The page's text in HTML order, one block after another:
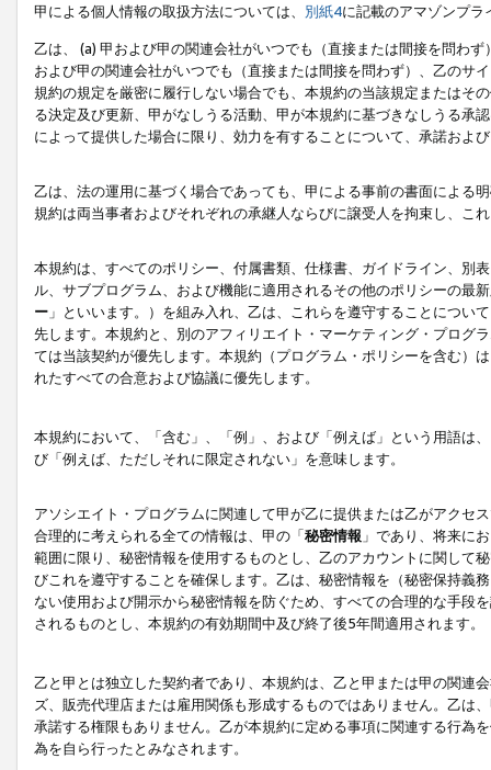
甲による個人情報の取扱方法については、 別紙4に記載のアマゾンプ
乙は、 (a) 甲および甲の関連会社がいつでも（直接または間接を問わ
および甲の関連会社がいつでも（直接または間接を問わず）、乙のサ
規約の規定を厳密に履行しない場合でも、本規約の当該規定またはそ
る決定及び更新、甲がなしうる活動、甲が本規約に基づきなしうる承
によって提供した場合に限り、効力を有することについて、承諾およ
乙は、法の運用に基づく場合であっても、甲による事前の書面による
規約は両当事者およびそれぞれの承継人ならびに譲受人を拘束し、こ
本規約は、すべてのポリシー、付属書類、仕様書、ガイドライン、別
ル、サブプログラム、および機能に適用されるその他のポリシーの最
ー 」といいます。）を組み入れ、乙は、これらを遵守することにつ
先します。本規約と、別のアフィリエイト・マーケティング・プログ
ては当該契約が優先します。本規約（プログラム・ポリシーを含む）
れたすべての合意および協議に優先します。
本規約において、「含む」、「例」、および「例えば」という用語は
び「例えば、ただしそれに限定されない」を意味します。
アソシエイト・プログラムに関連して甲が乙に提供または乙がアクセ
合理的に考えられる全ての情報は、甲の「秘密情報 」であり、将来に
範囲に限り、秘密情報を使用するものとし、乙のアカウントに関して
びこれを遵守することを確保します。乙は、秘密情報を（秘密保持義
ない使用および開示から秘密情報を防ぐため、すべての合理的な手段
されるものとし、本規約の有効期間中及び終了後5年間適用されます。
乙と甲とは独立した契約者であり、本規約は、乙と甲または甲の関連
ズ、販売代理店または雇用関係も形成するものではありません。乙は
承諾する権限もありません。乙が本規約に定める事項に関連する行為
為を自ら行ったとみなされます。